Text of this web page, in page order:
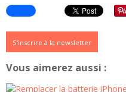
S'inscrire à la newsletter
Vous aimerez aussi :